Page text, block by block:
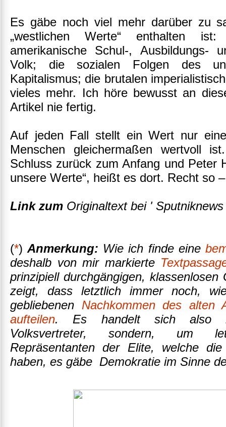
Es gäbe noch viel mehr darüber zu
„westlichen Werte“ enthalten
amerikanische Schul-, Ausbildungs-
Volk; die sozialen Folgen des
Kapitalismus; die brutalen
vieles mehr. Ich höre bewusst an
Artikel nie fertig.
Auf jeden Fall stellt ein Wert nur
Menschen gleichermaßen wertvoll
Schluss zurück zum Anfang und Peter
unsere Werte“, heißt es dort. Recht so
Link zum Originaltext bei '
(*)Anmerkung: Wie ich finde eine
deshalb von mir markierte
prinzipiell durchgängigen,
zeigt, dass letztlich immer noch,
gebliebenen Nachkommen des alten
aufteilen. Es handelt sich also
Volksvertreter, sondern, um
Repräsentanten der Elite, welche
haben, es gäbe Demokratie im Sinne